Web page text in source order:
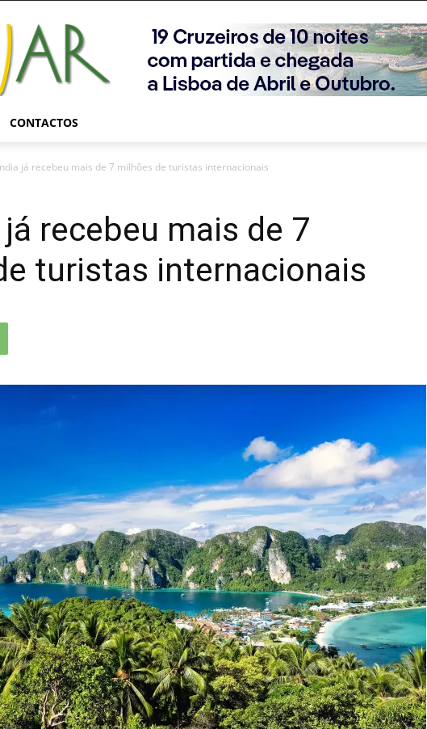
Viajar
Magazine
Online
CONTACTOS
já recebeu mais de 7 milhões de turistas internacionais
recebeu mais de 7
turistas internacionais